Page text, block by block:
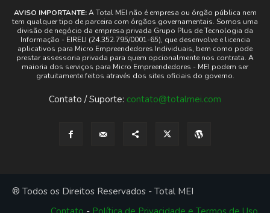
AVISO IMPORTANTE:A Total MEI não é empresa ou órgão pública nem
tem qualquer tipo de parceira com órgãos governamentais. Somos uma
divisão de negócio da empresa privada Grupo Plus de Tecnologia da
Informação - EIRELI (24.352.795/0001-65), que desenvolve e licencia
aplicativos para Micro Empreendedores Individuais, bem como pode
prestar assessoria privada para quem opcionalmente nos contrata. A
maioria dos serviços para Micro Empreendedores - MEI podem ser
gratuitamente feitos através dos sites oficiais do governo.
Contato / Suporte: contato@totalmei.com
® Todos os Direitos Reservados - Total MEI